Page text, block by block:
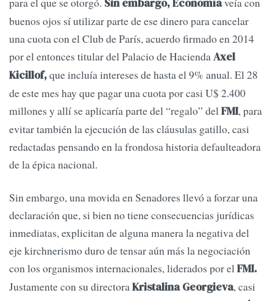
Sin embargo, Economía
buenos ojos sí utilizar parte de ese dinero para cancelar
una cuota con el Club de París, acuerdo firmado en 2014
por el entonces titular del Palacio de HaciendaAxel
Kicillof,que incluía intereses de hasta el 9% anual. El 28
de este mes hay que pagar una cuota por casi U$ 2.400
millones y allí se aplicaría parte del “regalo” delFMI, para
evitar también la ejecución de las cláusulas gatillo, casi
redactadas pensando en la frondosa historia defaulteadora
de la épica nacional.
Sin embargo, una movida en Senadores llevó a forzar una
declaración que, si bien no tiene consecuencias jurídicas
inmediatas, explicitan de alguna manera la negativa del
eje kirchnerismo duro de tensar aún más la negociación
con los organismos internacionales, liderados por elFMI.
Justamente con su directoraKristalina Georgieva, casi